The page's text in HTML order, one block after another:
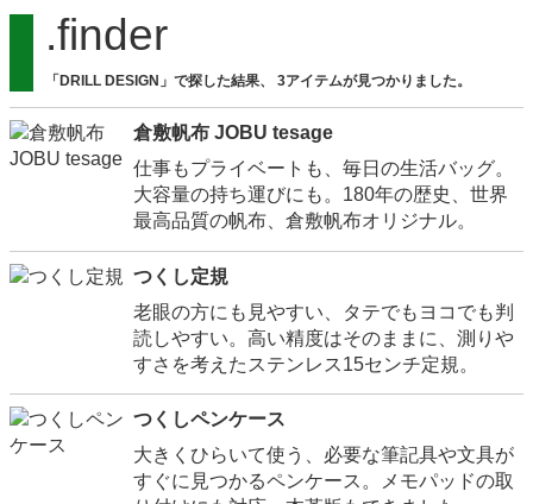
.finder
「DRILL DESIGN」で探した結果、 3アイテムが見つかりました。
倉敷帆布 JOBU tesage
仕事もプライベートも、毎日の生活バッグ。
大容量の持ち運びにも。180年の歴史、世界
最高品質の帆布、倉敷帆布オリジナル。
つくし定規
老眼の方にも見やすい、タテでもヨコでも判
読しやすい。高い精度はそのままに、測りや
すさを考えたステンレス15センチ定規。
つくしペンケース
大きくひらいて使う、必要な筆記具や文具が
すぐに見つかるペンケース。メモパッドの取